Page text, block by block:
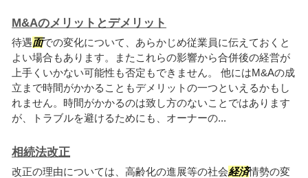
M&Aのメリットとデメリット
待遇面での変化について、あらかじめ従業員に伝えておくと
よい場合もあります。またこれらの影響から合併後の経営が
上手くいかない可能性も否定もできません。 他にはM&Aの成
立まで時間がかかることもデメリットの一つといえるかもし
れません。時間がかかるのは致し方のないことではあります
が、トラブルを避けるためにも、オーナーの...
相続法改正
改正の理由については、高齢化の進展等の社会経済情勢の変